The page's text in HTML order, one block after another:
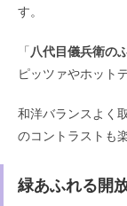
す。
「八代目儀兵衛の
ピッツァやホット
和洋バランスよく
のコントラストも
緑あふれる開